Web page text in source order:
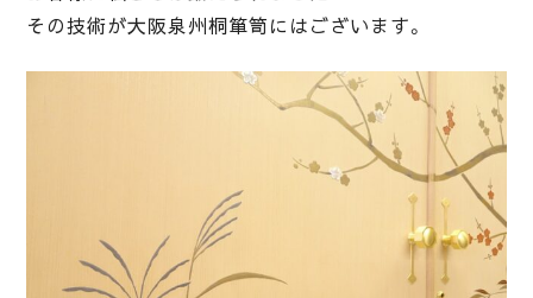
その技術が大阪泉州桐箪笥にはございます。